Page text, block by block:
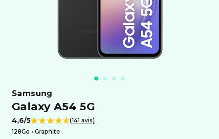
samsung
Galaxy A54 5G
Note de
4,6/5
(141 avis)
128Go •
graphite